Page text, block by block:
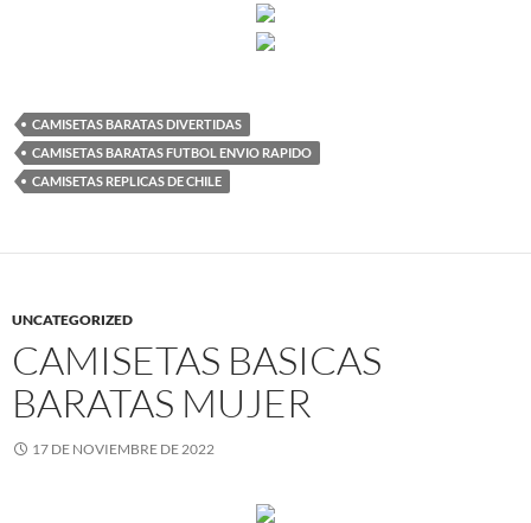
CAMISETAS BARATAS DIVERTIDAS
CAMISETAS BARATAS FUTBOL ENVIO RAPIDO
CAMISETAS REPLICAS DE CHILE
UNCATEGORIZED
CAMISETAS BASICAS
BARATAS MUJER
17 DE NOVIEMBRE DE 2022